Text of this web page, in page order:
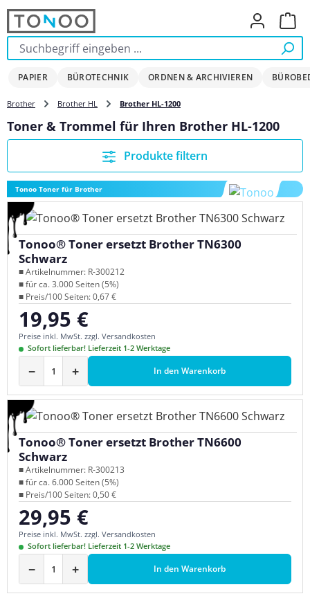
Zum Hauptinhalt springen
PAPIER BÜROTECHNIK ORDNEN & ARCHIVIEREN
Brother Brother HL Brother HL-1200
Toner & Trommel für Ihren Brother HL-1200
Produkte filtern
Tonoo Toner für Brother
Tonoo® Toner ersetzt Brother TN6300
Schwarz
■ Artikelnummer: R-300212
■ für ca. 3.000 Seiten (5%)
■ Preis/100 Seiten: 0,67 €
Regulärer Preis:
19,95 €
Preise inkl. MwSt. zzgl. Versandkosten
Sofort lieferbar! Lieferzeit 1-2 Werktage
− + In den Warenkorb
Tonoo® Toner ersetzt Brother TN6600
Schwarz
■ Artikelnummer: R-300213
■ für ca. 6.000 Seiten (5%)
■ Preis/100 Seiten: 0,50 €
Regulärer Preis:
29,95 €
Preise inkl. MwSt. zzgl. Versandkosten
Sofort lieferbar! Lieferzeit 1-2 Werktage
− + In den Warenkorb